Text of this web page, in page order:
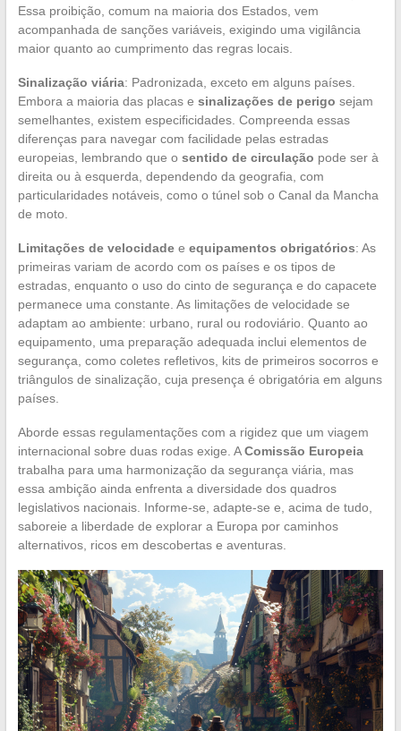
Essa proibição, comum na maioria dos Estados, vem
acompanhada de sanções variáveis, exigindo uma vigilância
maior quanto ao cumprimento das regras locais.
Sinalização viária: Padronizada, exceto em alguns países.
Embora a maioria das placas e sinalizações de perigo sejam
semelhantes, existem especificidades. Compreenda essas
diferenças para navegar com facilidade pelas estradas
europeias, lembrando que o sentido de circulação pode ser à
direita ou à esquerda, dependendo da geografia, com
particularidades notáveis, como o túnel sob o Canal da Mancha
de moto.
Limitações de velocidadee equipamentos obrigatórios: As
primeiras variam de acordo com os países e os tipos de
estradas, enquanto o uso do cinto de segurança e do capacete
permanece uma constante. As limitações de velocidade se
adaptam ao ambiente: urbano, rural ou rodoviário. Quanto ao
equipamento, uma preparação adequada inclui elementos de
segurança, como coletes refletivos, kits de primeiros socorros e
triângulos de sinalização, cuja presença é obrigatória em alguns
países.
Aborde essas regulamentações com a rigidez que um viagem
internacional sobre duas rodas exige. AComissão Europeia
trabalha para uma harmonização da segurança viária, mas
essa ambição ainda enfrenta a diversidade dos quadros
legislativos nacionais. Informe-se, adapte-se e, acima de tudo,
saboreie a liberdade de explorar a Europa por caminhos
alternativos, ricos em descobertas e aventuras.